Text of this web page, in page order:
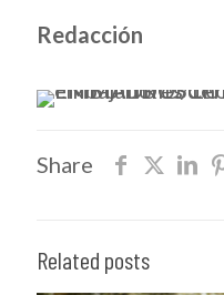
Redacción
Share
Related posts